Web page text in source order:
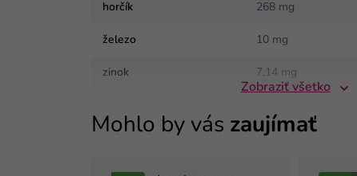
horčík 268 mg
železo 10 mg
zinok 7,14 mg
Zobraziť všetko
Mohlo by vás zaujímať